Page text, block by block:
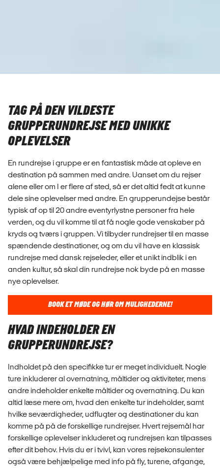
TAG PÅ DEN VILDESTE
GRUPPERUNDREJSE MED UNIKKE
OPLEVELSER
En rundrejse i gruppe er en fantastisk måde at opleve en
destination på sammen med andre. Uanset om du rejser
alene eller om I er flere af sted, så er det altid fedt at kunne
dele sine oplevelser med andre. En grupperundejse består
typisk af op til 20 andre eventyrlystne personer fra hele
verden, og du vil komme til at få nogle gode venskaber på
kryds og tværs i gruppen. Vi tilbyder rundrejser til en masse
spændende destinationer, og om du vil have en klassisk
rundrejse med dansk rejseleder, eller et unikt indblik i en
anden kultur, så skal din rundrejse nok byde på en masse
nye oplevelser.
BOOK ET MØDE OG HØR OM MULIGHEDERNE!
HVAD INDEHOLDER EN
GRUPPERUNDREJSE?
Indholdet på den specifikke tur er meget individuelt. Nogle
ture inkluderer al overnatning, måltider og aktiviteter, mens
andre indeholder enkelte måltider og overnatning. Du kan
altid læse mere om, hvad den enkelte tur indeholder, samt
hvilke seværdigheder, udflugter og destinationer du kan
komme på på de forskellige rundrejser. Hvert rejsemål har
forskellige oplevelser inkluderet og rundrejsen kan tilpasses
efter dit behov. Hvis du er i tvivl, kan vores rejsekonsulenter
også være behjælpelige med info på fly, turene, afgange,